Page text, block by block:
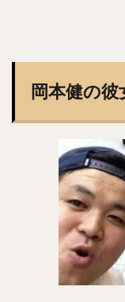
岡本健の
有原航平（あり
大瀬良大地（お
中崎翔太（なか
前田健太（まえ
澤村拓一（さわ
三嶋一輝（みし
瀧中瞭太（たき
宮城大弥（みや